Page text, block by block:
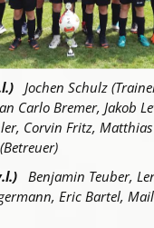
Jochen Schulz
Carlo Bremer, Jakob
Corvin Fritz,
Benjamin Teuber,
Eric Bartel,